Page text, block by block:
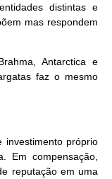
distintas e
mas respondem
Antarctica e
faz o mesmo
investimento próprio
Em compensação,
reputação em uma